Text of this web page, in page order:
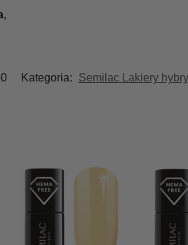
,
Kategoria: Semilac Lakiery